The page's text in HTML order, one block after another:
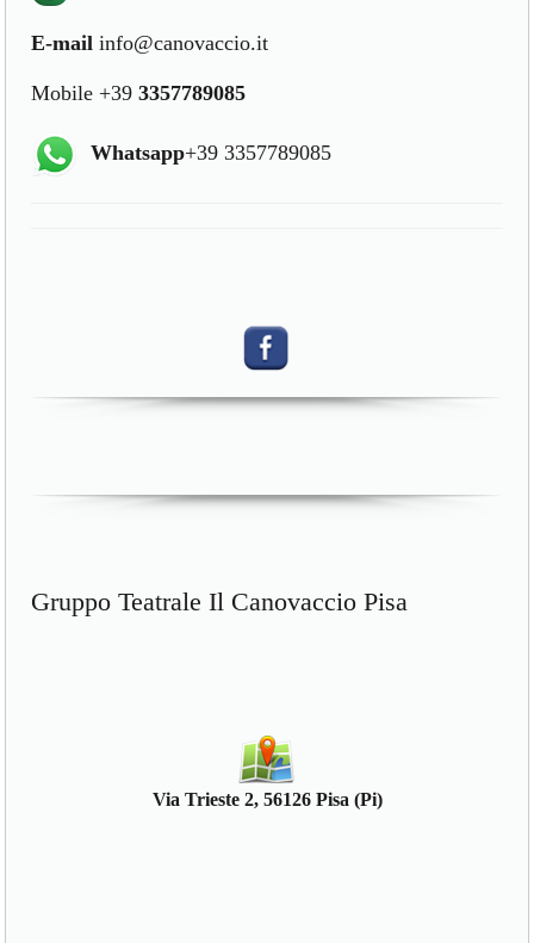
E-mail info@canovaccio.it
Mobile +393357789085
Whatsapp+39 3357789085
Gruppo Teatrale Il Canovaccio Pisa
Via Trieste 2, 56126 Pisa (Pi)